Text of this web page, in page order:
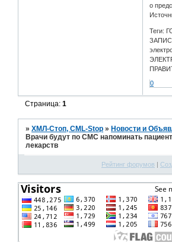
о
Теги:
0
Страница:1
»ХМЛ-Стоп, CML-Stop » Новости и
Врачи будут по СМС напоминать
лекарств
Рейтинг форумов |